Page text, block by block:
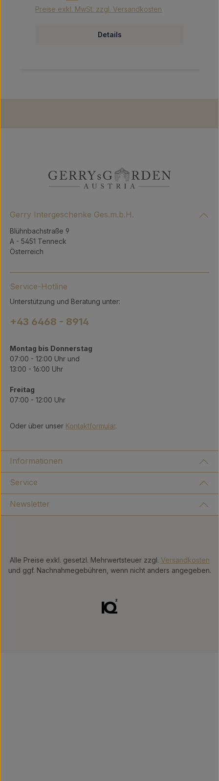
Preise exkl. MwSt. zzgl. Versandkosten
Details
Gerry Intergeschenke Ges.m.b.H.
Blühnbachstraße 9
A - 5451 Tenneck
Österreich
Service-Hotline
Unterstützung und Beratung unter:
+43 6468 - 8914
Montag bis Donnerstag
07:00 - 12:00 Uhr und
13:00 - 16:00 Uhr
Freitag
07:00 - 12:00 Uhr
Oder über unser Kontaktformular.
Informationen
Service
Newsletter
Alle Preise exkl. gesetzl. Mehrwertsteuer zzgl. Versandkosten
und ggf. Nachnahmegebühren, wenn nicht anders angegeben.